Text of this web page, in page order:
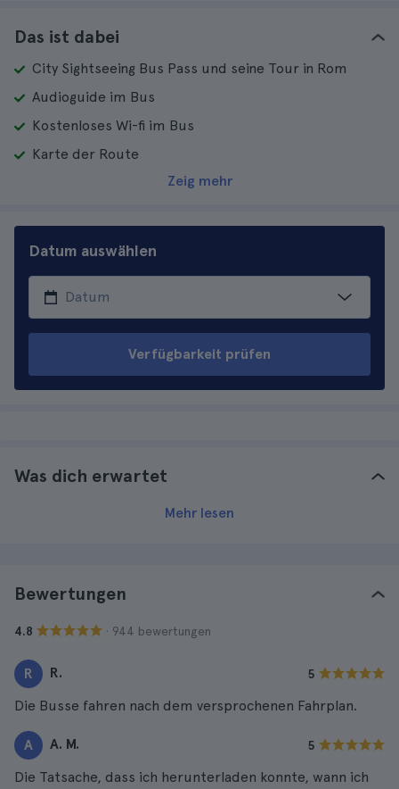
Das ist dabei
City Sightseeing Bus Pass und seine Tour in Rom
Audioguide im Bus
Kostenloses Wi-fi im Bus
Karte der Route
Zeig mehr
Datum auswählen
Verfügbarkeit prüfen
Was dich erwartet
Mehr lesen
Bewertungen
4.8 · 944 bewertungen
R R. 5
Die Busse fahren nach dem versprochenen Fahrplan.
A A. M. 5
Die Tatsache, dass ich herunterladen konnte, wann ich